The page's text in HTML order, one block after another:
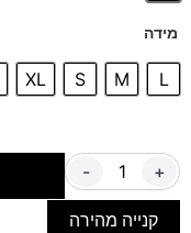
מידה
L
M
S
XL
- +
קנייה מהירה